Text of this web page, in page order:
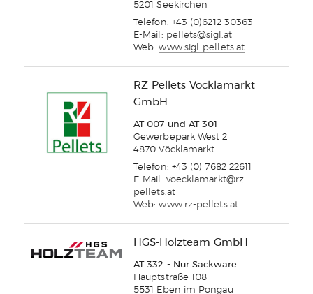
5201 Seekirchen
Telefon: +43 (0)6212 30363
E-Mail: pellets@sigl.at
Web:www.sigl-pellets.at
RZ Pellets Vöcklamarkt
GmbH
AT 007 und AT 301
Gewerbepark West 2
4870 Vöcklamarkt
Telefon: +43 (0) 7682 22611
E-Mail: voecklamarkt@rz-
pellets.at
Web:www.rz-pellets.at
HGS-Holzteam GmbH
AT 332 - Nur Sackware
Hauptstraße 108
5531 Eben im Pongau